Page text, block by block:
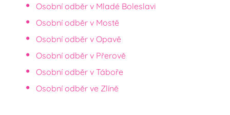
Osobní odběr v Mladé Boleslavi
Osobní odběr v Mostě
Osobní odběr v Opavě
Osobní odběr v Přerově
Osobní odběr v Táboře
Osobní odběr ve Zlíně